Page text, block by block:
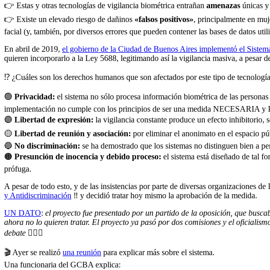
👉 Estas y otras tecnologías de vigilancia biométrica entrañan amenazas únicas
👉 Existe un elevado riesgo de dañinos «falsos positivos», principalmente en
facial (y, también, por diversos errores que pueden contener las bases de datos
En abril de 2019, el gobierno de la Ciudad de Buenos Aires implementó el
quieren incorporarlo a la Ley 5688, legitimando así la vigilancia masiva, a pesar
⁉️ ¿Cuáles son los derechos humanos que son afectados por este tipo de
🟢 Privacidad: el sistema no sólo procesa información biométrica de las
implementación no cumple con los principios de ser una medida NECESARIA
🟣 Libertad de expresión: la vigilancia constante produce un efecto inhibitorio,
🟡 Libertad de reunión y asociación: por eliminar el anonimato en el espacio
🔵 No discriminación: se ha demostrado que los sistemas no distinguen bien a
🟠 Presunción de inocencia y debido proceso: el sistema está diseñado de tal
prófuga.
A pesar de todo esto, y de las insistencias por parte de diversas organizaciones
y Antidiscriminación ‼️ y decidió tratar hoy mismo la aprobación de la medida.
UN DATO: el proyecto fue presentado por un partido de la oposición, que
ahora no lo quieren tratar. El proyecto ya pasó por dos comisiones y el
debate 🤷🏻‍♀️
🎬 Ayer se realizó una reunión para explicar más sobre el sistema.
Una funcionaria del GCBA explica: